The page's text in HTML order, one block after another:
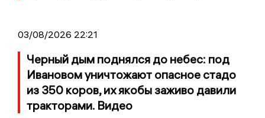
03/08/2026 22:21
Черный дым поднялся до небес: под
Ивановом уничтожают опасное стадо
из 350 коров, их якобы заживо давили
тракторами. Видео